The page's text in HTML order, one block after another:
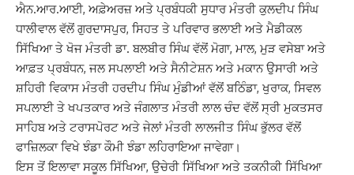
ਐਨ.ਆਰ.ਆਈ, ਅਫ਼ੇਅਰਜ਼ ਅਤੇ ਪ੍ਰਬੰਧਕੀ ਸੁਧਾਰ ਮੰਤਰੀ ਕੁਲਦੀਪ ਸਿੰਘ
ਧਾਲੀਵਾਲ ਵੱਲੋਂ ਗੁਰਦਾਸਪੁਰ, ਸਿਹਤ ਤੇ ਪਰਿਵਾਰ ਭਲਾਈ ਅਤੇ ਮੈਡੀਕਲ
ਸਿੱਖਿਆ ਤੇ ਖੋਜ ਮੰਤਰੀ ਡਾ. ਬਲਬੀਰ ਸਿੰਘ ਵੱਲੋਂ ਮੋਗਾ, ਮਾਲ, ਮੁੜ ਵਸੇਬਾ ਅਤੇ
ਆਫ਼ਤ ਪ੍ਰਬੰਧਨ, ਜਲ ਸਪਲਾਈ ਅਤੇ ਸੈਨੀਟੇਸ਼ਨ ਅਤੇ ਮਕਾਨ ਉਸਾਰੀ ਅਤੇ
ਸ਼ਹਿਰੀ ਵਿਕਾਸ ਮੰਤਰੀ ਹਰਦੀਪ ਸਿੰਘ ਮੁੰਡੀਆਂ ਵੱਲੋਂ ਬਠਿੰਡਾ, ਖੁਰਾਕ, ਸਿਵਲ
ਸਪਲਾਈ ਤੇ ਖਪਤਕਾਰ ਅਤੇ ਜੰਗਲਾਤ ਮੰਤਰੀ ਲਾਲ ਚੰਦ ਵੱਲੋਂ ਸ੍ਰੀ ਮੁਕਤਸਰ
ਸਾਹਿਬ ਅਤੇ ਟਰਾਸਪੋਰਟ ਅਤੇ ਜੇਲਾਂ ਮੰਤਰੀ ਲਾਲਜੀਤ ਸਿੰਘ ਭੁੱਲਰ ਵੱਲੋਂ
ਫਾਜ਼ਿਲਕਾ ਵਿਖੇ ਝੰਡਾ ਕੌਮੀ ਝੰਡਾ ਲਹਿਰਾਇਆ ਜਾਵੇਗਾ।
ਇਸ ਤੋਂ ਇਲਾਵਾ ਸਕੂਲ ਸਿੱਖਿਆ, ਉਚੇਰੀ ਸਿੱਖਿਆ ਅਤੇ ਤਕਨੀਕੀ ਸਿੱਖਿਆ